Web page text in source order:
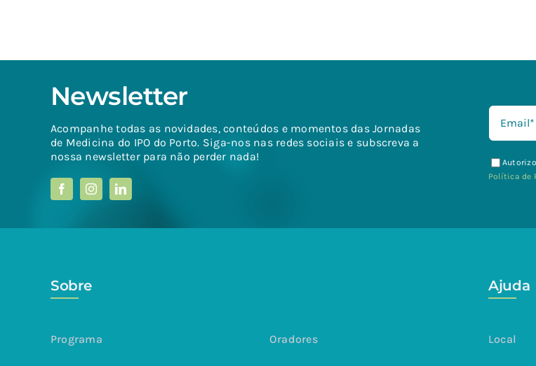
Newsletter
Acompanhe todas as novidades, conteúdos e momentos das Jornadas
de Medicina do IPO do Porto. Siga-nos nas redes sociais e subscreva a
nossa newsletter para não perder nada!
Política de
Sobre
Programa Oradores
Ajuda
Local